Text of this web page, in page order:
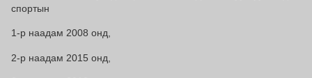
спортын
1-р наадам 2008 онд,
2-р наадам 2015 онд,